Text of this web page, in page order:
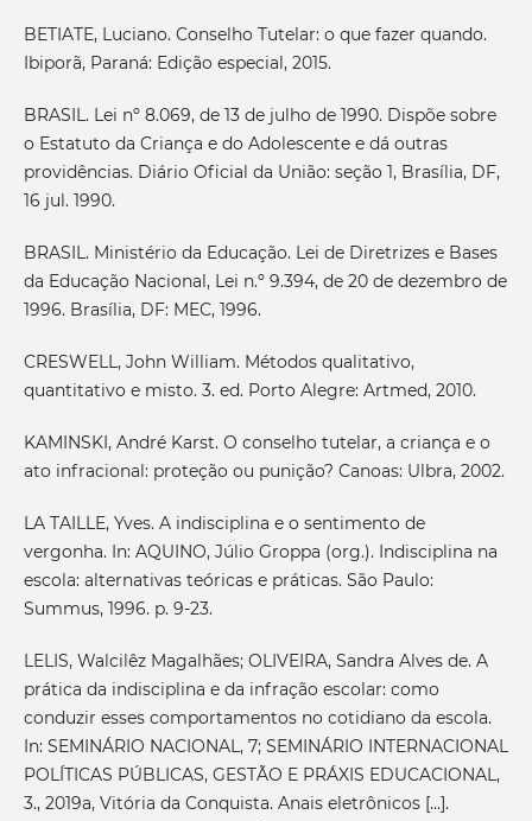
BETIATE, Luciano. Conselho Tutelar: o que fazer quando.
Ibiporã, Paraná: Edição especial, 2015.
BRASIL. Lei nº 8.069, de 13 de julho de 1990. Dispõe sobre
o Estatuto da Criança e do Adolescente e dá outras
providências. Diário Oficial da União: seção 1, Brasília, DF,
16 jul. 1990.
BRASIL. Ministério da Educação. Lei de Diretrizes e Bases
da Educação Nacional, Lei n.º 9.394, de 20 de dezembro de
1996. Brasília, DF: MEC, 1996.
CRESWELL, John William. Métodos qualitativo,
quantitativo e misto. 3. ed. Porto Alegre: Artmed, 2010.
KAMINSKI, André Karst. O conselho tutelar, a criança e o
ato infracional: proteção ou punição? Canoas: Ulbra, 2002.
LA TAILLE, Yves. A indisciplina e o sentimento de
vergonha. In: AQUINO, Júlio Groppa (org.). Indisciplina na
escola: alternativas teóricas e práticas. São Paulo:
Summus, 1996. p. 9-23.
LELIS, Walcilêz Magalhães; OLIVEIRA, Sandra Alves de. A
prática da indisciplina e da infração escolar: como
conduzir esses comportamentos no cotidiano da escola.
In: SEMINÁRIO NACIONAL, 7; SEMINÁRIO INTERNACIONAL
POLÍTICAS PÚBLICAS, GESTÃO E PRÁXIS EDUCACIONAL,
3., 2019a, Vitória da Conquista. Anais eletrônicos [...].